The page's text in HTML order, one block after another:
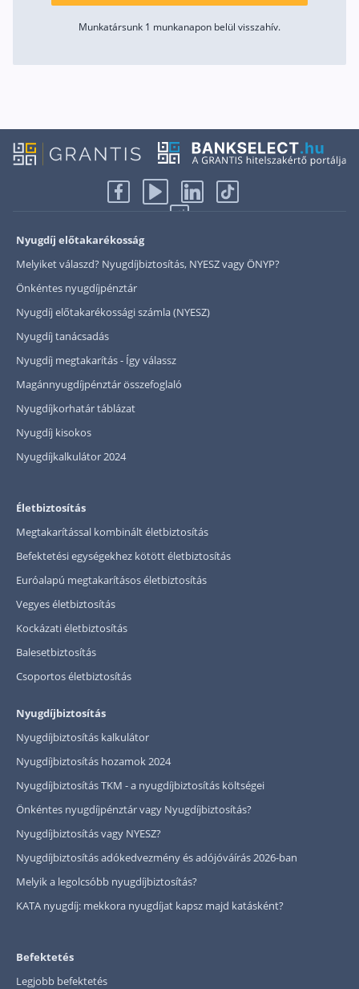
Munkatársunk 1 munkanapon belül visszahív.
Nyugdíj előtakarékosság
Melyiket válaszd? Nyugdíjbiztosítás, NYESZ vagy ÖNYP?
Önkéntes nyugdíjpénztár
Nyugdíj előtakarékossági számla (NYESZ)
Nyugdíj tanácsadás
Nyugdíj megtakarítás - Így válassz
Magánnyugdíjpénztár összefoglaló
Nyugdíjkorhatár táblázat
Nyugdíj kisokos
Nyugdíjkalkulátor 2024
Életbiztosítás
Megtakarítással kombinált életbiztosítás
Befektetési egységekhez kötött életbiztosítás
Euróalapú megtakarításos életbiztosítás
Vegyes életbiztosítás
Kockázati életbiztosítás
Balesetbiztosítás
Csoportos életbiztosítás
Nyugdíjbiztosítás
Nyugdíjbiztosítás kalkulátor
Nyugdíjbiztosítás hozamok 2024
Nyugdíjbiztosítás TKM - a nyugdíjbiztosítás költségei
Önkéntes nyugdíjpénztár vagy Nyugdíjbiztosítás?
Nyugdíjbiztosítás vagy NYESZ?
Nyugdíjbiztosítás adókedvezmény és adójóváírás 2026-ban
Melyik a legolcsóbb nyugdíjbiztosítás?
KATA nyugdíj: mekkora nyugdíjat kapsz majd katásként?
Befektetés
Legjobb befektetés